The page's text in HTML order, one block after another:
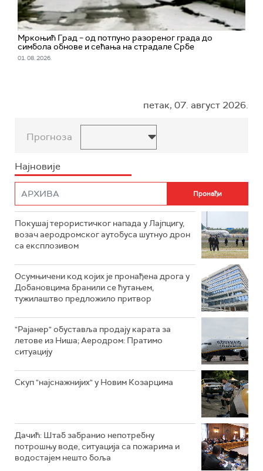
Мркоњић Град – од потпуно разореног града до
симбола обнове и сећања на страдале Србе
01. 08. 2026.
петак, 07. август 2026.
Прогноза
Најновије
Покушај терористичког напада у Лајпцигу,
возач аеродромског аутобуса шутнуо дрон
са експлозивом
Осумњичени код којих је пронађена дрога у
Добановцима бранили се ћутањем,
тужилаштво предложило притвор
"Рајанер" обуставља продају карата за
летове из Ниша; Аеродром: Пратимо
ситуацију
Скуп "најснажнијих" у Новим Козарцима
Дачић: Штаб забранио непотребну
потрошњу воде, ситуација са пожарима и
водостајем нешто боља